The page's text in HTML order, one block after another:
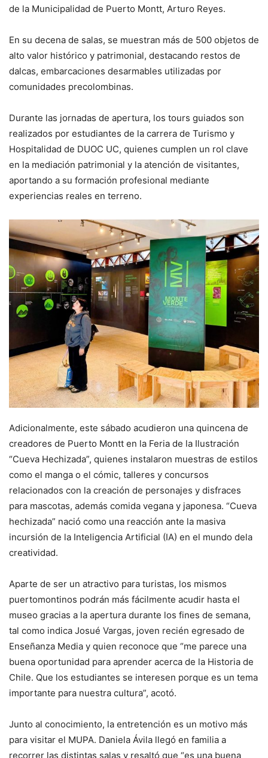
de la Municipalidad de Puerto Montt, Arturo Reyes.
En su decena de salas, se muestran más de 500 objetos de
alto valor histórico y patrimonial, destacando restos de
dalcas, embarcaciones desarmables utilizadas por
comunidades precolombinas.
Durante las jornadas de apertura, los tours guiados son
realizados por estudiantes de la carrera de Turismo y
Hospitalidad de DUOC UC, quienes cumplen un rol clave
en la mediación patrimonial y la atención de visitantes,
aportando a su formación profesional mediante
experiencias reales en terreno.
Adicionalmente, este sábado acudieron una quincena de
creadores de Puerto Montt en la Feria de la Ilustración
“Cueva Hechizada”, quienes instalaron muestras de estilos
como el manga o el cómic, talleres y concursos
relacionados con la creación de personajes y disfraces
para mascotas, además comida vegana y japonesa. “Cueva
hechizada” nació como una reacción ante la masiva
incursión de la Inteligencia Artificial (IA) en el mundo dela
creatividad.
Aparte de ser un atractivo para turistas, los mismos
puertomontinos podrán más fácilmente acudir hasta el
museo gracias a la apertura durante los fines de semana,
tal como indica Josué Vargas, joven recién egresado de
Enseñanza Media y quien reconoce que “me parece una
buena oportunidad para aprender acerca de la Historia de
Chile. Que los estudiantes se interesen porque es un tema
importante para nuestra cultura”, acotó.
Junto al conocimiento, la entretención es un motivo más
para visitar el MUPA. Daniela Ávila llegó en familia a
recorrer las distintas salas y resaltó que “es una buena